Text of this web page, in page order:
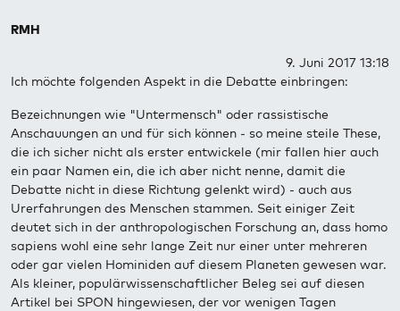
RMH
9. Juni 2017 13:18
Ich möchte folgenden Aspekt in die Debatte einbringen:
Bezeichnungen wie "Untermensch" oder rassistische
Anschauungen an und für sich können - so meine steile These,
die ich sicher nicht als erster entwickele (mir fallen hier auch
ein paar Namen ein, die ich aber nicht nenne, damit die
Debatte nicht in diese Richtung gelenkt wird) - auch aus
Urerfahrungen des Menschen stammen. Seit einiger Zeit
deutet sich in der anthropologischen Forschung an, dass homo
sapiens wohl eine sehr lange Zeit nur einer unter mehreren
oder gar vielen Hominiden auf diesem Planeten gewesen war.
Als kleiner, populärwissenschaftlicher Beleg sei auf diesen
Artikel bei SPON hingewiesen, der vor wenigen Tagen